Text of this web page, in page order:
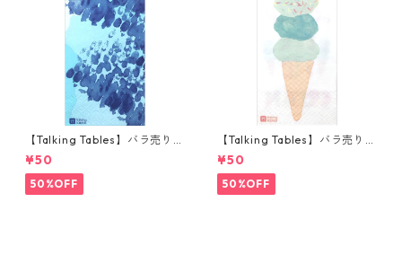
【Talking Tables】バラ売り1
枚 ランチサイズ ペーパーナプ
キン COASTAL ブルー
¥50
50%OFF
【Talking Tables】バラ売り1
枚 ランチサイズ ペーパーナプ
キン WE LOVE ICE CREAM ホ
ワイト
¥50
50%OFF